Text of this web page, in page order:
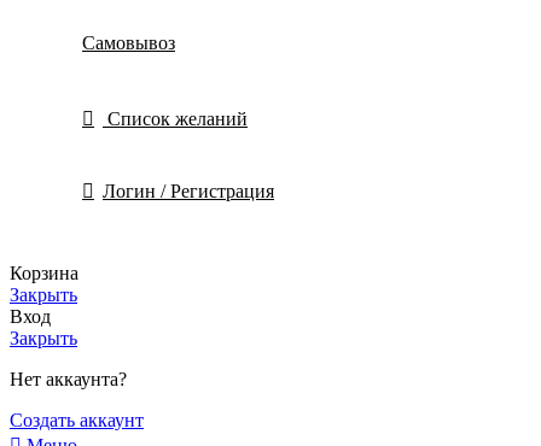
Самовывоз
Список желаний
Логин / Регистрация
Корзина
Закрыть
Вход
Закрыть
Нет аккаунта?
Создать аккаунт